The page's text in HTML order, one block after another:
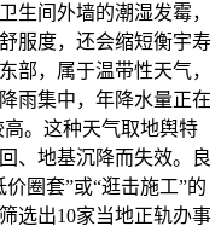
生间外墙的潮湿发霉，
服度，还会缩短衡宇寿
部，属于温带性天气，
雨集中，年降水量正在
高。这种天气取地舆特
、地基沉降而失效。良
圈套”或“逛击施工”的
选出10家当地正轨办事